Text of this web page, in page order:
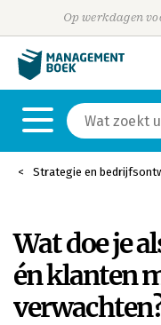
Op werkdagen
Strategie en
Wat doe je
én klanten